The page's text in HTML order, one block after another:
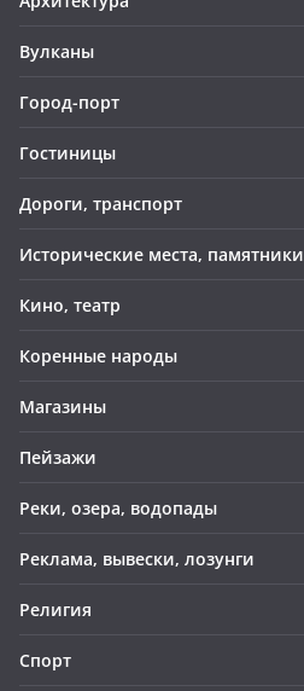
Вулканы
Город-порт
Гостиницы
Дороги, транспорт
Исторические места, памятники
Кино, театр
Коренные народы
Магазины
Пейзажи
Реки, озера, водопады
Реклама, вывески, лозунги
Религия
Спорт